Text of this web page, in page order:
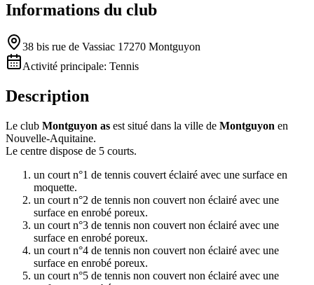
Informations du club
38 bis rue de Vassiac 17270 Montguyon
Activité principale: Tennis
Description
Le club Montguyon as est situé dans la ville de Montguyon en
Nouvelle-Aquitaine.
Le centre dispose de 5 courts.
un court n°1 de tennis couvert éclairé avec une surface en
moquette.
un court n°2 de tennis non couvert non éclairé avec une
surface en enrobé poreux.
un court n°3 de tennis non couvert non éclairé avec une
surface en enrobé poreux.
un court n°4 de tennis non couvert non éclairé avec une
surface en enrobé poreux.
un court n°5 de tennis non couvert non éclairé avec une